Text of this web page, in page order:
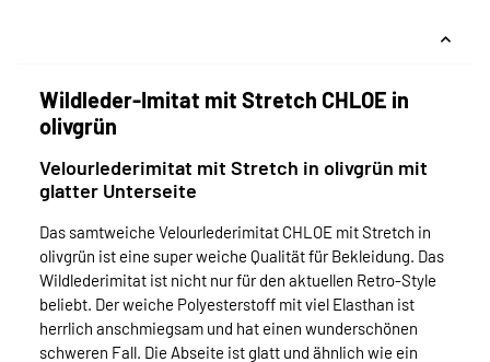
Wildleder-Imitat mit Stretch CHLOE in
olivgrün
Velourlederimitat mit Stretch in olivgrün mit
glatter Unterseite
Das samtweiche Velourlederimitat CHLOE mit Stretch in
olivgrün ist eine super weiche Qualität für Bekleidung. Das
Wildlederimitat ist nicht nur für den aktuellen Retro-Style
beliebt. Der weiche Polyesterstoff mit viel Elasthan ist
herrlich anschmiegsam und hat einen wunderschönen
schweren Fall. Die Abseite ist glatt und ähnlich wie ein